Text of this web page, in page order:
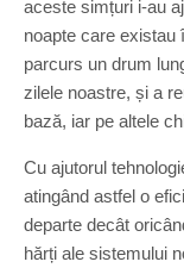
aceste simțuri i-au
noapte care existau
parcurs un drum
zilele noastre, și a
bază, iar pe altele
Cu ajutorul
atingând astfel o
departe decât
hărți ale sistemului